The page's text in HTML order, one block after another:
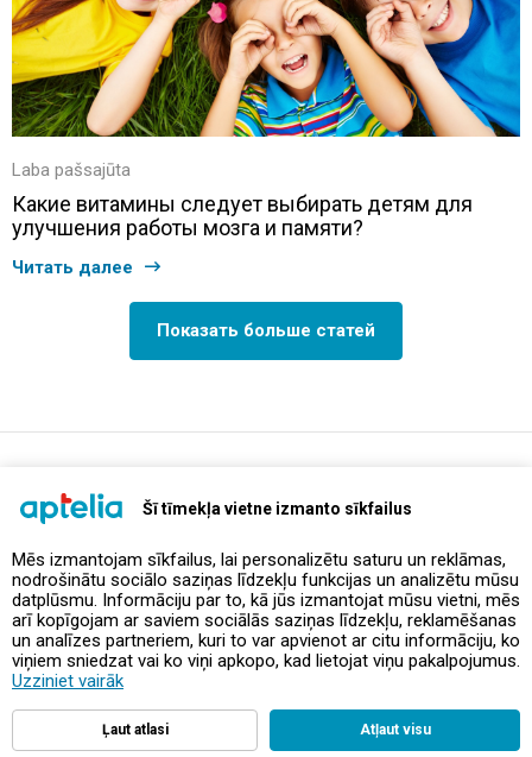
Šī tīmekļa vietne izmanto sīkfailus
Mēs izmantojam sīkfailus, lai personalizētu saturu un reklāmas,
nodrošinātu sociālo saziņas līdzekļu funkcijas un analizētu mūsu
datplūsmu. Informāciju par to, kā jūs izmantojat mūsu vietni, mēs
arī kopīgojam ar saviem sociālās saziņas līdzekļu, reklamēšanas
un analīzes partneriem, kuri to var apvienot ar citu informāciju, ko
viņiem sniedzat vai ko viņi apkopo, kad lietojat viņu pakalpojumus.
Uzziniet vairāk
Ļaut atlasi Atļaut visu
Laba pašsajūta
Какие витамины следует выбирать детям для
улучшения работы мозга и памяти?
Читать далее
Показать больше статей
Предложения и акции
Контакты